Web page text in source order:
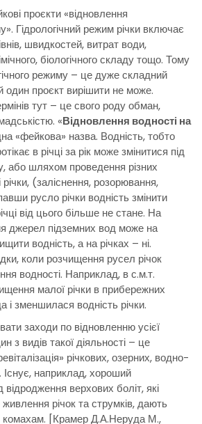
проєкти «відновлення
Гідрологічний режим річки включає
швидкостей, витрат води,
біологічного складу тощо. Тому
режиму – це дуже складний
один проєкт вирішити не може.
тут – це свого роду обман,
«Відновлення водності на
«фейкова» назва. Водність, тобто
в річці за рік може змінитися під
або шляхом проведення різних
(заліснення, розорювання,
русло річки водність змінити
від цього більше не стане. На
джерел підземних вод може на
водність, а на річках – ні.
коли розчищення русел річок
водності. Наприклад, в с.м.т.
малої річки в прибережних
і зменшилася водність річки.
заходи по відновленню усієї
з видів такої діяльності – це
річкових, озерних, водно-
наприклад, хороший
верхових боліт, які
річок та струмків, дають
комахам. [Крамер Д.А.Неруда М.,